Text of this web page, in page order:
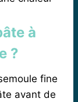
à
?
fine
avant de